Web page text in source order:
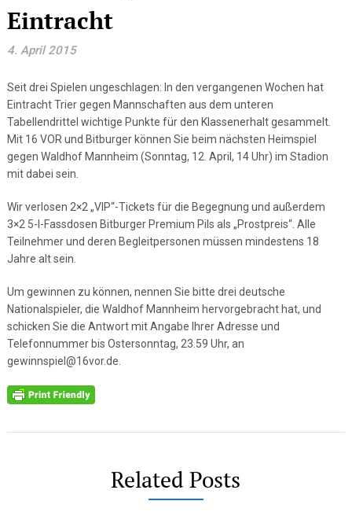
Eintracht
4. April 2015
Seit drei Spielen ungeschlagen: In den vergangenen Wochen hat
Eintracht Trier gegen Mannschaften aus dem unteren
Tabellendrittel wichtige Punkte für den Klassenerhalt gesammelt.
Mit 16 VOR und Bitburger können Sie beim nächsten Heimspiel
gegen Waldhof Mannheim (Sonntag, 12. April, 14 Uhr) im Stadion
mit dabei sein.
Wir verlosen 2×2 „VIP“-Tickets für die Begegnung und außerdem
3×2 5-l-Fassdosen Bitburger Premium Pils als „Prostpreis“. Alle
Teilnehmer und deren Begleitpersonen müssen mindestens 18
Jahre alt sein.
Um gewinnen zu können, nennen Sie bitte drei deutsche
Nationalspieler, die Waldhof Mannheim hervorgebracht hat, und
schicken Sie die Antwort mit Angabe Ihrer Adresse und
Telefonnummer bis Ostersonntag, 23.59 Uhr, an
gewinnspiel@16vor.de.
Related Posts